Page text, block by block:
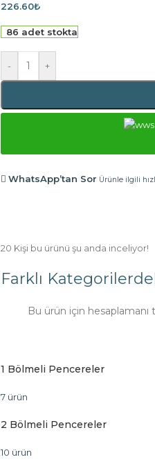
226.60₺
86 adet stokta
- +
WhatsApp’tan Sor Ürünle ilgili
20 Kişi bu ürünü şu anda inceliyor!
Farklı
Bu ürün için hesaplamanı
1 Bölmeli Pencereler
7 ürün
2 Bölmeli Pencereler
10 ürün